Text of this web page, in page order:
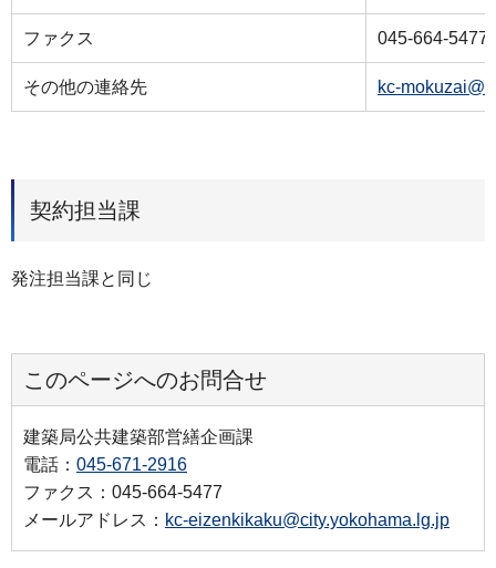
ファクス 045-664-5477
その他の連絡先 kc-
契約担当課
発注担当課と同じ
このページへのお問合せ
建築局公共建築部営繕企画課
電話： 045-671-2916
ファクス：045-664-5477
メールアドレス： kc-eizenkikaku@city.yokohama.lg.jp